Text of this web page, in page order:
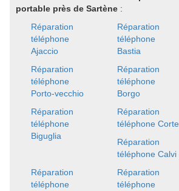
portable près de Sartène :
Réparation
téléphone
Ajaccio
Réparation
téléphone
Bastia
Réparation
téléphone
Porto-vecchio
Réparation
téléphone
Borgo
Réparation
téléphone
Biguglia
Réparation
téléphone Corte
Réparation
téléphone Calvi
Réparation
téléphone
Réparation
téléphone